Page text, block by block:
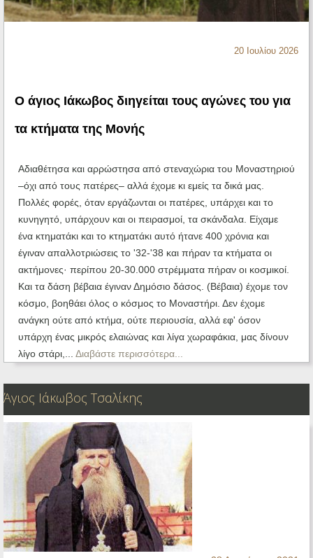
Ηχητικά
20 Ιουλίου 2026
Ο άγιος Ιάκωβος διηγείται τους αγώνες του για
τα κτήματα της Μονής
Αδιαθέτησα και αρρώστησα από στεναχώρια του Μοναστηριού
–όχι από τους πατέρες– αλλά έχομε κι εμείς τα δικά μας.
Πολλές φορές, όταν εργάζωνται οι πατέρες, υπάρχει και το
κυνηγητό, υπάρχουν και οι πειρασμοί, τα σκάνδαλα. Είχαμε
ένα κτηματάκι και το κτηματάκι αυτό ήτανε 400 χρόνια και
έγιναν απαλλοτριώσεις το '32-'38 και πήραν τα κτήματα οι
ακτήμονες· περίπου 20-30.000 στρέμματα πήραν οι κοσμικοί.
Και τα δάση βέβαια έγιναν Δημόσιο δάσος. (Βέβαια) έχομε τον
κόσμο, βοηθάει όλος ο κόσμος το Μοναστήρι. Δεν έχομε
ανάγκη ούτε από κτήμα, ούτε περιουσία, αλλά εφ' όσον
υπάρχη ένας μικρός ελαιώνας και λίγα χωραφάκια, μας δίνουν
λίγο στάρι,... Διαβάστε περισσότερα...
Άγιος Ιάκωβος Τσαλίκης